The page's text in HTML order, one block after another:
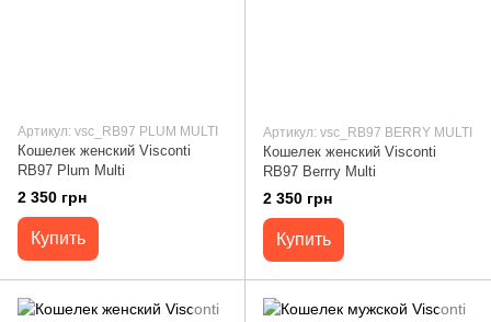
Артикул: vsc_RB97 PLUM MULTI
Кошелек женский Visconti
RB97 Plum Multi
2 350 грн
Купить
Артикул: vsc_RB97 BERRY MULTI
Кошелек женский Visconti
RB97 Berrry Multi
2 350 грн
Купить